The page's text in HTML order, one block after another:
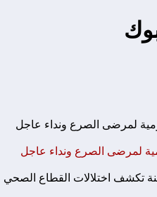
لمرضى الصرع ونداء عاجل